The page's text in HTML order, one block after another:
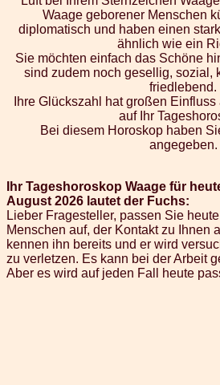
Waage geborener Menschen
diplomatisch und haben einen
ähnlich wie ein
Sie möchten einfach das Schöne
sind zudem noch gesellig, sozial,
friedlebend.
Ihre Glückszahl hat großen
auf Ihr
Bei diesem Horoskop haben
angegeben.
Ihr Tageshoroskop Waage für
August 2026 lautet der Fuchs:
Lieber Fragesteller, passen Sie
Menschen auf, der Kontakt zu Ihnen
kennen ihn bereits und er wird
zu verletzen. Es kann bei der Arbeit
Aber es wird auf jeden Fall heute